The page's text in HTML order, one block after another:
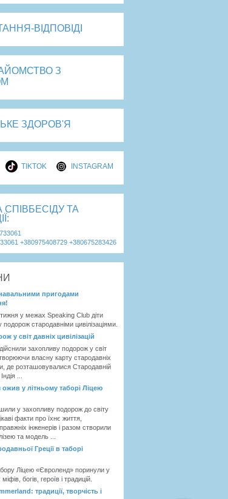
ВІДПОВІДІ
З
ЗДОРОВ'Я
TIKTOK INSTAGRAM
ТА
+380975408729 +380675283426
пригодами
тижня у межах Speaking Club діти
стародавніми цивілізаціями.
у світ давніх цивілізацій
захопливу подорож у світ
власну карту стародавніх
де розташовувалися Стародавній
...
у літньому таборі Ліцею
у захопливу подорож до світу
факти про їхнє життя,
інженерів і разом створили
та модель ...
Греції в таборі
Ліцею «Євроленд» поринули у
богів, героїв і традицій.
традиції, творчість і